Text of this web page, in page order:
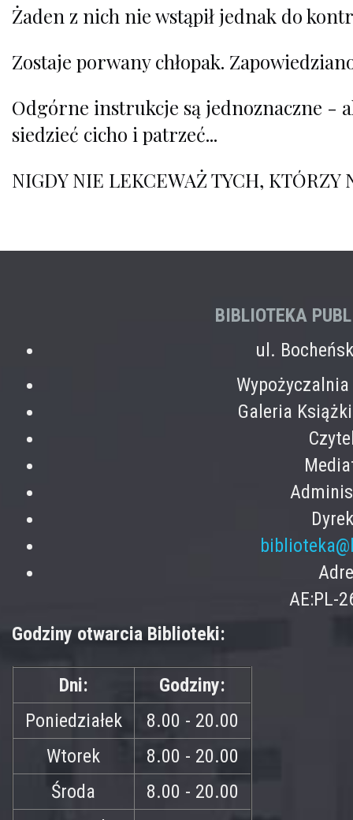
Żaden z nich nie wstąpił jednak do
Zostaje porwany chłopak.
Odgórne instrukcje są jednoznaczne -
siedzieć cicho i patrzeć...
NIGDY NIE LEKCEWAŻ TYCH,
BIBLIOTEKA
ul.
Galeria
AE:PL-
Godziny otwarcia Biblioteki:
Dni:
Godziny:
Poniedziałek
8.00 - 20.00
Wtorek
8.00 - 20.00
Środa
8.00 - 20.00